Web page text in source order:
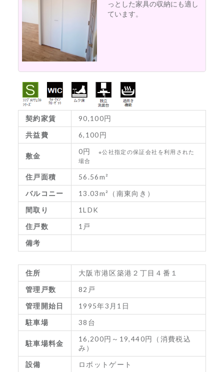
っとした家具の収納にも適し
ています。
契約家賃 90,100円
共益費 6,100円
敷金
0円
※公社指定の保証会社を利用された
場合
住戸面積 56.56m²
バルコニー 13.03m²（南東向き）
間取り 1LDK
住戸数 1戸
備考
住所 大阪市港区築港２丁目４番１
管理戸数 82戸
管理開始日 1995年3月1日
駐車場 38台
駐車場料金
16,200円～19,440円（消費税込
み）
設備 ロボットゲート